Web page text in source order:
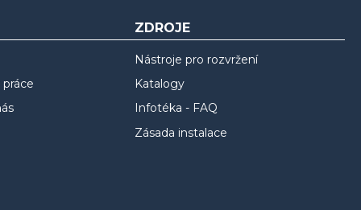
ZDROJE
Nástroje pro rozvržení
Katalogy
Infotéka - FAQ
Zásada instalace